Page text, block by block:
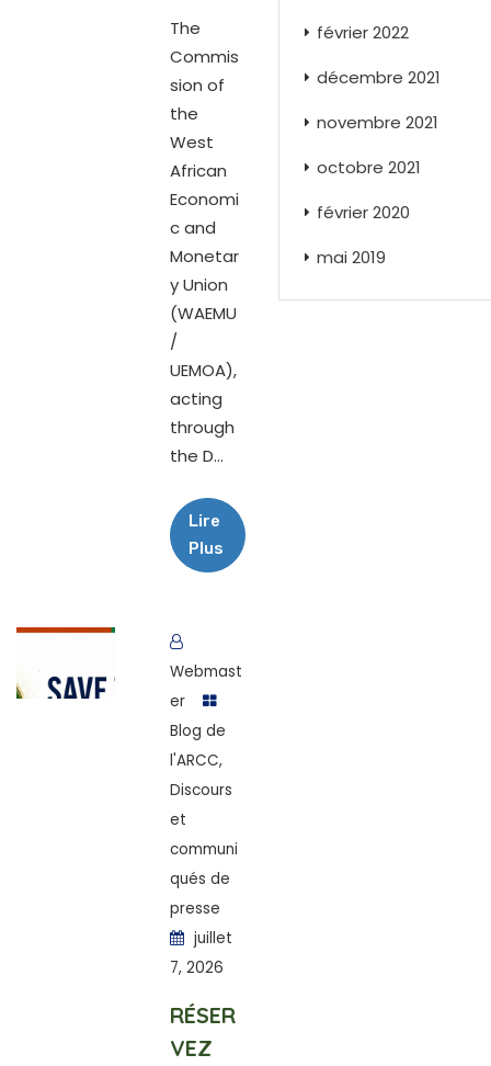
The
Commis
sion of
the
West
African
Economi
c and
Monetar
y Union
(WAEMU
/
UEMOA),
acting
through
the D...
Lire
Plus
Webmast
er
Blog de
l'ARCC,
Discours
et
communi
qués de
presse
juillet
7, 2026
RÉSER
VEZ
février 2022
décembre 2021
novembre 2021
octobre 2021
février 2020
mai 2019